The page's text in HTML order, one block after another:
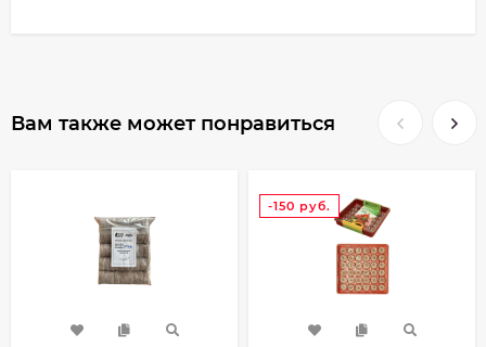
Вам также может понравиться
-150 руб.